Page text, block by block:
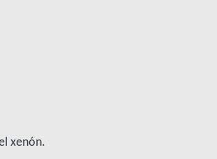
xenón.